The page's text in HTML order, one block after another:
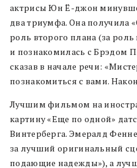
актрисы Юн Ё-джон
два триумфа. Она получила
роль второго плана (за
и познакомилась с Брэдом
сказав в начале речи:
познакомиться с вами.
Лучшим фильмом на
картину «Еще по одной»
Винтерберга. Эмералд
за лучший оригинальный
подающие надежды»), а